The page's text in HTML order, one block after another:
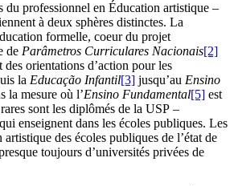
du professionnel en Éducation artistique –
à deux sphères distinctes. La
formelle, coeur du projet
de Parâmetros Curriculares Nacionais[2]
orientations d’action pour les
la Educação Infantil[3] jusqu’au Ensino
la mesure où l’Ensino Fundamental[5] est
sont les diplômés de la USP –
enseignent dans les écoles publiques. Les
artistique des écoles publiques de l’état de
toujours d’universités privées de